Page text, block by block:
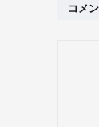
コメ